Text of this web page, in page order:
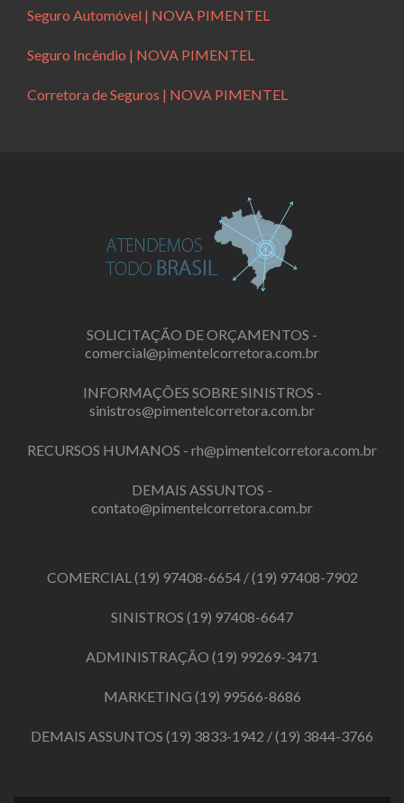
Seguro Automóvel | NOVA PIMENTEL
Seguro Incêndio | NOVA PIMENTEL
Corretora de Seguros | NOVA PIMENTEL
SOLICITAÇÃO DE ORÇAMENTOS -
comercial@pimentelcorretora.com.br
INFORMAÇÕES SOBRE SINISTROS -
sinistros@pimentelcorretora.com.br
RECURSOS HUMANOS - rh@pimentelcorretora.com.br
DEMAIS ASSUNTOS -
contato@pimentelcorretora.com.br
COMERCIAL(19) 97408-6654/(19) 97408-7902
SINISTROS (19) 97408-6647
ADMINISTRAÇÃO (19) 99269-3471
MARKETING (19) 99566-8686
DEMAIS ASSUNTOS (19) 3833-1942 /(19) 3844-3766